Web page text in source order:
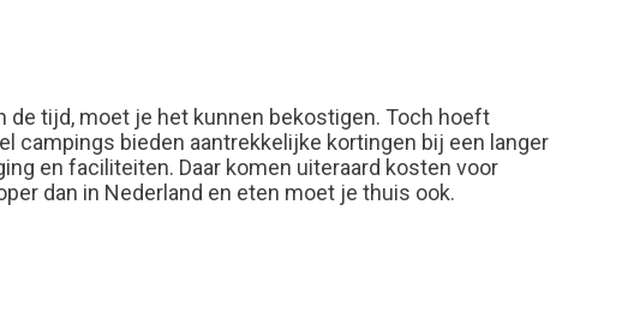
de tijd, moet je het kunnen bekostigen. Toch hoeft
campings bieden aantrekkelijke kortingen bij een langer
en faciliteiten. Daar komen uiteraard kosten voor
dan in Nederland en eten moet je thuis ook.